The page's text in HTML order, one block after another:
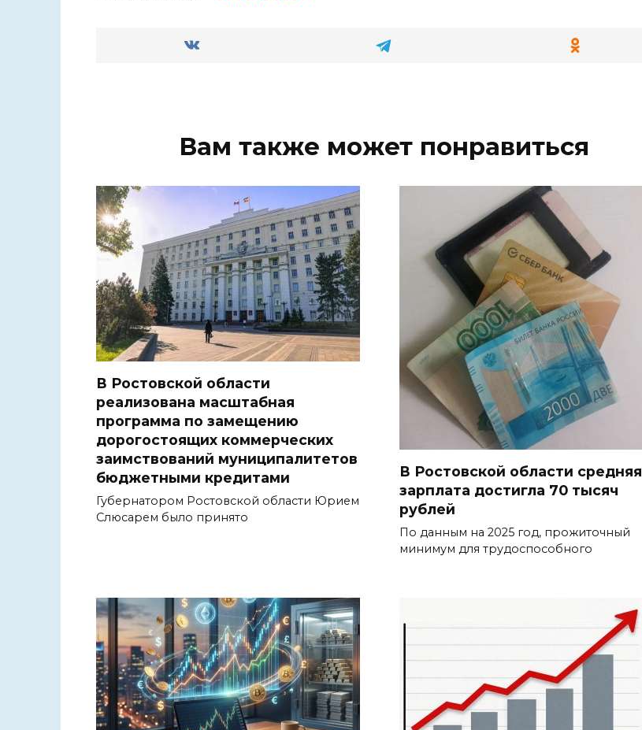
Вам также может понравиться
В Ростовской области
реализована масштабная
программа по замещению
дорогостоящих коммерческих
заимствований муниципалитетов
бюджетными кредитами
Губернатором Ростовской области Юрием
Слюсарем было принято
В Ростовской области средняя
зарплата достигла 70 тысяч
рублей
По данным на 2025 год, прожиточный
минимум для трудоспособного